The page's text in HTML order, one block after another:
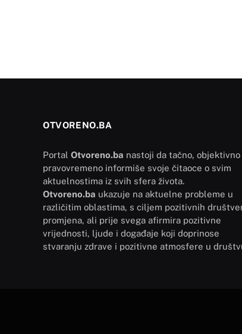
OTVORENO.BA
Portal Otvoreno.ba nastoji da tačno, objektivno
pravovremeno informiše svoje čitaoce o svim
aktuelnostima iz svih sfera života.
Otvoreno.ba ukazuje na aktuelne probleme u
različitim oblastima, s ciljem pozitivnih
promjena, ali prije svega afirmira pozitivne
vrijednosti, ljude i događaje koji doprinose
stvaranju zdrave i pozitivne atmosfere u